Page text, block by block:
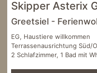
Skipper Asterix
Greetsiel -
EG, Haustiere willkommen
Terrassenausrichtung Süd/
2 Schlafzimmer, 1 Bad mit